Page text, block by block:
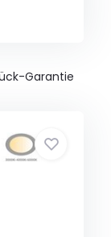
Garantie